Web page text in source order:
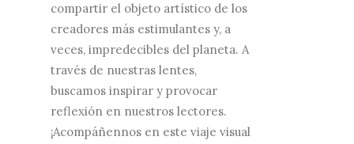
compartir el objeto artístico de los
creadores más estimulantes y, a
veces, impredecibles del planeta. A
través de nuestras lentes,
buscamos inspirar y provocar
reflexión en nuestros lectores.
¡Acompáñennos en este viaje visual